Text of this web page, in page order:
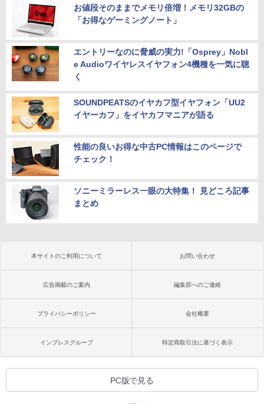
お値段そのままでメモリ倍増！メモリ32GBの
「お得なゲーミングノート」
エントリーなのに脅威の実力!「Osprey」Nobl
e Audioワイヤレスイヤフォン4機種を一気に聴
く
SOUNDPEATSのイヤカフ型イヤフォン「UU2
イヤーカフ」をイヤカフマニアが語る
性能の良いお得な中古PC情報はこのページで
チェック！
ソニーミラーレス一眼の大特集！ 見どころ記事
まとめ
本サイトのご利用について お問い合わせ
広告掲載のご案内 編集部へのご連絡
プライバシーポリシー 会社概要
インプレスグループ 特定商取引法に基づく表示
PC版で見る